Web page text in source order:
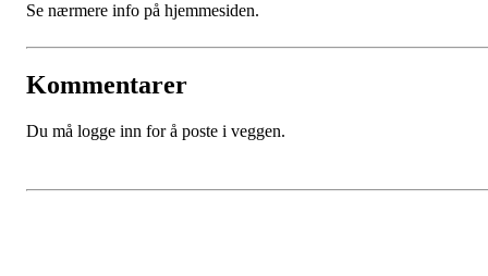
Se nærmere info på hjemmesiden.
Kommentarer
Du må logge inn for å poste i veggen.